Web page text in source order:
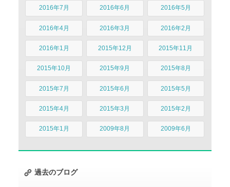
2016年7月 2016年6月 2016年5月
2016年4月 2016年3月 2016年2月
2016年1月 2015年12月 2015年11月
2015年10月 2015年9月 2015年8月
2015年7月 2015年6月 2015年5月
2015年4月 2015年3月 2015年2月
2015年1月 2009年8月 2009年6月
過去のブログ